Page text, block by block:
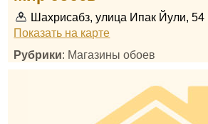
Шахрисабз, улица Ипак Йули, 54
Показать на карте
Рубрики: Магазины обоев